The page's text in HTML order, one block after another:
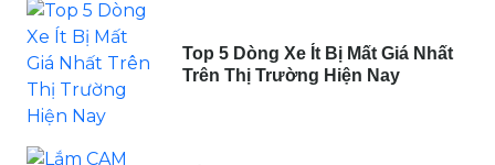
Top 5 Dòng Xe Ít Bị Mất Giá Nhất
Trên Thị Trường Hiện Nay